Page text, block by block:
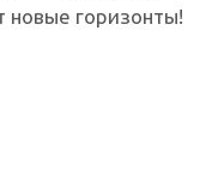
новые горизонты!